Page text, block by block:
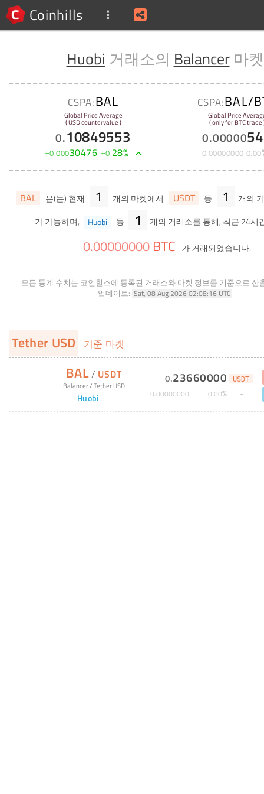
Coinhills
Huobi 거래소의 Balancer마켓
CSPA:BAL
Global Price Average
( USD countervalue )
0.10849553
+0.00030476 +0.28%
CSPA:BAL/
Global Price
( only for BTC trade
0.00000
0.00000000 0.00
BAL 은(는) 현재 1 개의 마켓에서 USDT 등 1
개의
가 가능하며,
Huobi 등 1 개의 거래소를 통해, 최근 24시
0.00000000 BTC 가 거래되었습니다.
모든 통계 수치는 코인힐스에 등록된 거래소와 마켓 정보를 기준으로 산
업데이트: Sat, 08 Aug 2026 02:08:16 UTC
Tether USD 기준 마켓
BAL/ USDT
Balancer/Tether USD
Huobi
0.23660000 USDT
0.00000000 0.00%